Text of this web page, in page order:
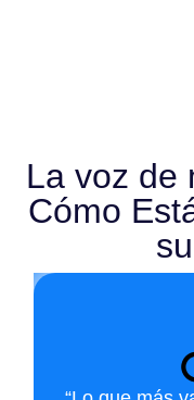
La voz de
Cómo